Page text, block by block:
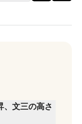
、文三の高さ